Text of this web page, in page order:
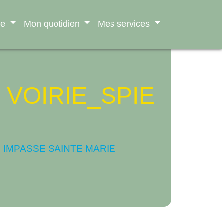
Mon quotidien Mes services
SAINTE MARIE